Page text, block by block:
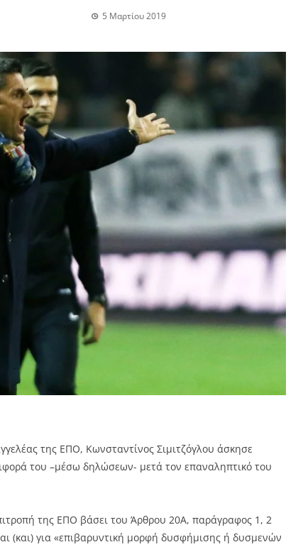
5 Μαρτίου 2019
της ΕΠΟ, Κωνσταντίνος Σιμιτζόγλου άσκησε
του –μέσω δηλώσεων- μετά τον επαναληπτικό του
της ΕΠΟ βάσει του Άρθρου 20Α, παράγραφος 1, 2
(και) για «επιβαρυντική μορφή δυσφήμισης ή δυσμενών